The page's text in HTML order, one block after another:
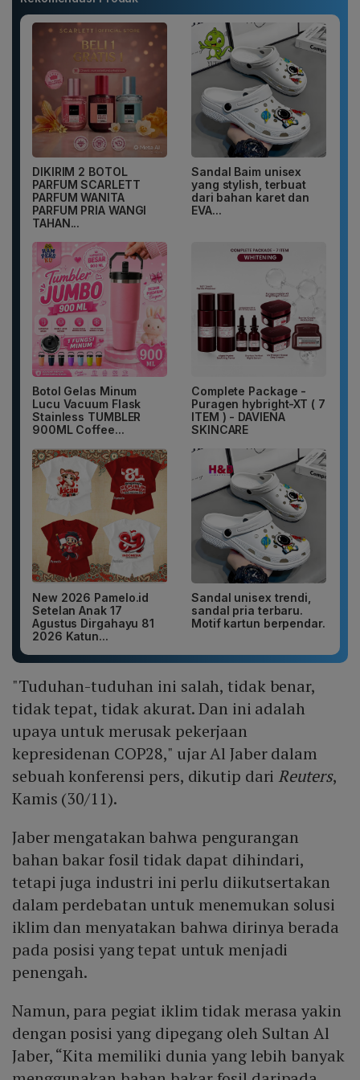
DIKIRIM 2 BOTOL
PARFUM SCARLETT
PARFUM WANITA
PARFUM PRIA WANGI
TAHAN...
Sandal Baim unisex
yang stylish, terbuat
dari bahan karet dan
EVA...
Botol Gelas Minum
Lucu Vacuum Flask
Stainless TUMBLER
900ML Coffee...
Complete Package -
Puragen hybright-XT ( 7
ITEM ) - DAVIENA
SKINCARE
New 2026 Pamelo.id
Setelan Anak 17
Agustus Dirgahayu 81
2026 Katun...
Sandal unisex trendi,
sandal pria terbaru.
Motif kartun berpendar.
"Tuduhan-tuduhan ini salah, tidak benar,
tidak tepat, tidak akurat. Dan ini adalah
upaya untuk merusak pekerjaan
kepresidenan COP28," ujar Al Jaber dalam
sebuah konferensi pers, dikutip dari Reuters,
Kamis (30/11).
Jaber mengatakan bahwa pengurangan
bahan bakar fosil tidak dapat dihindari,
tetapi juga industri ini perlu diikutsertakan
dalam perdebatan untuk menemukan solusi
iklim dan menyatakan bahwa dirinya berada
pada posisi yang tepat untuk menjadi
penengah.
Namun, para pegiat iklim tidak merasa yakin
dengan posisi yang dipegang oleh Sultan Al
Jaber, “Kita memiliki dunia yang lebih banyak